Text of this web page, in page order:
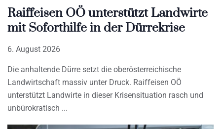
Raiffeisen OÖ unterstützt Landwirte
mit Soforthilfe in der Dürrekrise
6. August 2026
Die anhaltende Dürre setzt die oberösterreichische
Landwirtschaft massiv unter Druck. Raiffeisen OÖ
unterstützt Landwirte in dieser Krisensituation rasch und
unbürokratisch